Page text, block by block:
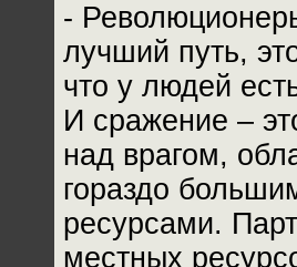
-
лучший путь,
что у людей
И сражение –
над врагом,
гораздо
ресурсами.
местных